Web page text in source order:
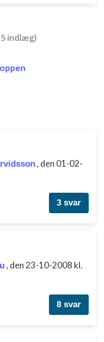
indlæg)
, den 01-02-
3 svar
, den 23-10-2008 kl.
8 svar